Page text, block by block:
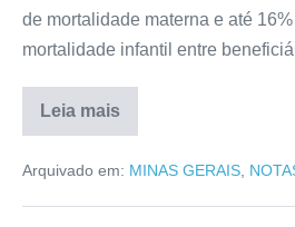
de mortalidade materna e até
mortalidade infantil entre
Leia mais
Arquivado em: MINAS GERAIS